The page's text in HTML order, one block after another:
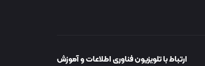
ارتباط با تلویزیون فناوری اطلاعات و آموزش